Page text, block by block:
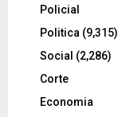
Policial
Politica (9,315)
Social (2,286)
Corte
Economia